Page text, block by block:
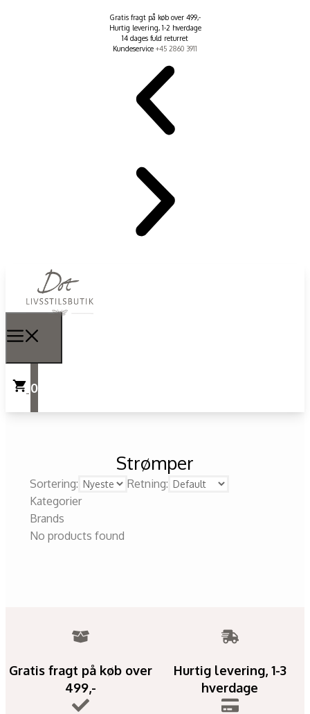
Gratis fragt på køb over 499,-
Hurtig levering, 1-2 hverdage
14 dages fuld returret
Kundeservice +45 2860 3911
0
Strømper
Sortering:
Retning:
Kategorier
Brands
No products found
Gratis fragt på køb over
499,-
Hurtig levering, 1-3
hverdage